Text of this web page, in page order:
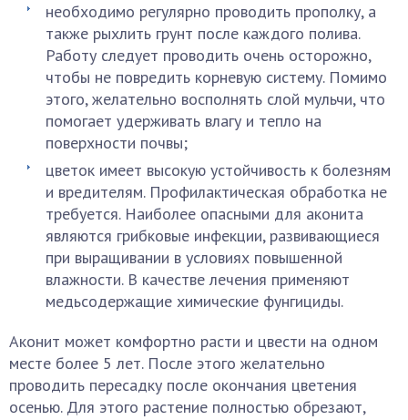
необходимо регулярно проводить прополку, а
также рыхлить грунт после каждого полива.
Работу следует проводить очень осторожно,
чтобы не повредить корневую систему. Помимо
этого, желательно восполнять слой мульчи, что
помогает удерживать влагу и тепло на
поверхности почвы;
цветок имеет высокую устойчивость к болезням
и вредителям. Профилактическая обработка не
требуется. Наиболее опасными для аконита
являются грибковые инфекции, развивающиеся
при выращивании в условиях повышенной
влажности. В качестве лечения применяют
медьсодержащие химические фунгициды.
Аконит может комфортно расти и цвести на одном
месте более 5 лет. После этого желательно
проводить пересадку после окончания цветения
осенью. Для этого растение полностью обрезают,